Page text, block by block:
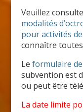
Veuillez
modalités
pour activités
connaître
Le formulaire
subvention est
ou peut être
La date limite